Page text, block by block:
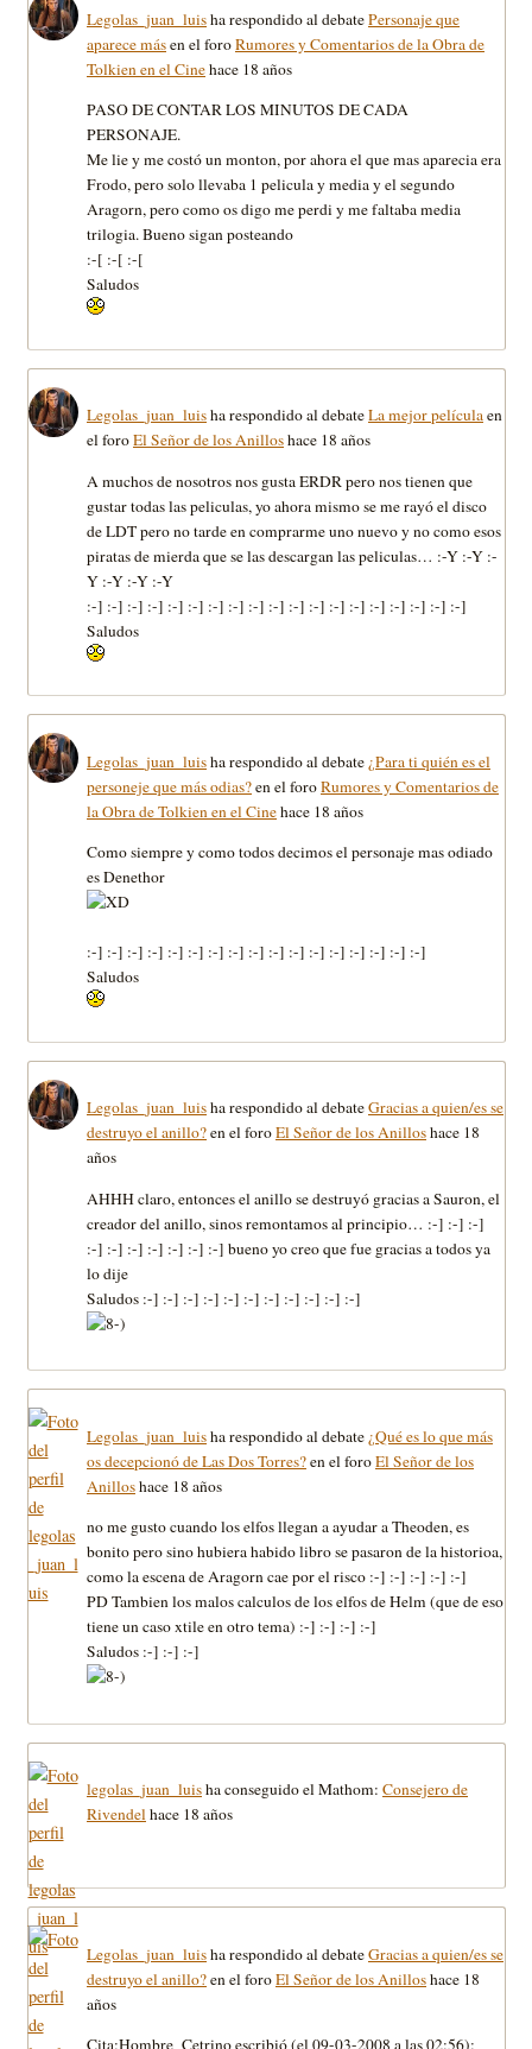
Legolas_juan_luisha respondido al debatePersonaje que
aparece másen el foroRumores y Comentarios de la Obra de
Tolkien en el Cinehace 18 años
PASO DE CONTAR LOS MINUTOS DE CADA
PERSONAJE.
Me lie y me costó un monton, por ahora el que mas aparecia era
Frodo, pero solo llevaba 1 pelicula y media y el segundo
Aragorn, pero como os digo me perdi y me faltaba media
trilogia. Bueno sigan posteando
:-[ :-[ :-[
Saludos
Legolas_juan_luisha respondido al debateLa mejor películaen
el foroEl Señor de los Anilloshace 18 años
A muchos de nosotros nos gusta ERDR pero nos tienen que
gustar todas las peliculas, yo ahora mismo se me rayó el disco
de LDT pero no tarde en comprarme uno nuevo y no como esos
piratas de mierda que se las descargan las peliculas… :-Y :-Y :-
Y :-Y :-Y :-Y
:-] :-] :-] :-] :-] :-] :-] :-] :-] :-] :-] :-] :-] :-] :-] :-] :-] :-] :-]
Saludos
Legolas_juan_luisha respondido al debate¿Para ti quién es el
personeje que más odias?en el foroRumores y Comentarios de
la Obra de Tolkien en el Cinehace 18 años
Como siempre y como todos decimos el personaje mas odiado
es Denethor
:-] :-] :-] :-] :-] :-] :-] :-] :-] :-] :-] :-] :-] :-] :-] :-] :-]
Saludos
Legolas_juan_luisha respondido al debateGracias a quien/es se
destruyo el anillo?en el foroEl Señor de los Anilloshace 18
años
AHHH claro, entonces el anillo se destruyó gracias a Sauron, el
creador del anillo, sinos remontamos al principio… :-] :-] :-]
:-] :-] :-] :-] :-] :-] :-] bueno yo creo que fue gracias a todos ya
lo dije
Saludos :-] :-] :-] :-] :-] :-] :-] :-] :-] :-] :-]
Legolas_juan_luisha respondido al debate¿Qué es lo que más
os decepcionó de Las Dos Torres?en el foroEl Señor de los
Anilloshace 18 años
no me gusto cuando los elfos llegan a ayudar a Theoden, es
bonito pero sino hubiera habido libro se pasaron de la historioa,
como la escena de Aragorn cae por el risco :-] :-] :-] :-] :-]
PD Tambien los malos calculos de los elfos de Helm (que de eso
tiene un caso xtile en otro tema) :-] :-] :-] :-]
Saludos :-] :-] :-]
legolas_juan_luisha conseguido el Mathom: Consejero de
Rivendelhace 18 años
Legolas_juan_luisha respondido al debateGracias a quien/es se
destruyo el anillo?en el foroEl Señor de los Anilloshace 18
años
Cita:Hombre_Cetrino escribió (el 09-03-2008 a las 02:56):